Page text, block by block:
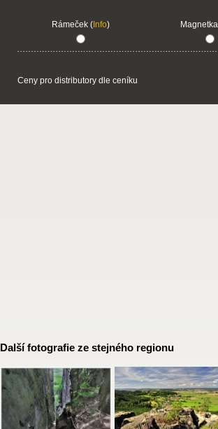
Rámeček (Info)
Ceny pro distributory dle ceníku
Další fotografie ze stejného regionu